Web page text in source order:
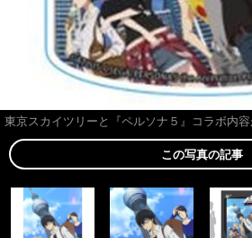
東京スカイツリーと『ペルソナ５』コラボ内容
この写真の記事